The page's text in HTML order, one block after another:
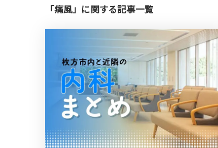
「痛風」に関する記事一覧